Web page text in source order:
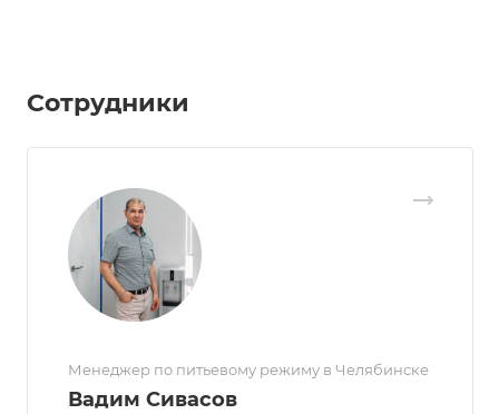
Сотрудники
Менеджер по питьевому режиму в Челябинске
Вадим Сивасов